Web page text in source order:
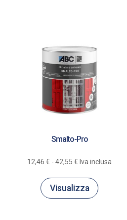
Smalto-Pro
12,46€ - 42,55€ Fascia
prezzo:
Iva inclusa
Visualizza